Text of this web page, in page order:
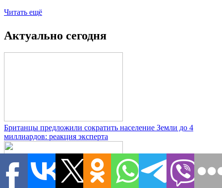
Читать ещё
Актуально сегодня
Британцы предложили сократить население Земли до 4
миллиардов: реакция эксперта